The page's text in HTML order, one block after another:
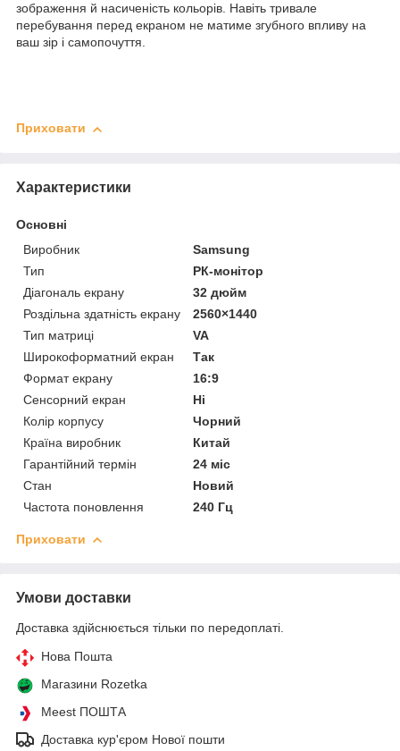
зображення й насиченість кольорів. Навіть тривале
перебування перед екраном не матиме згубного впливу на
ваш зір і самопочуття.
Приховати
Характеристики
Основні
Виробник
Samsung
Тип
РК-монітор
Діагональ екрану
32 дюйм
Роздільна здатність екрану
2560×1440
Тип матриці
VA
Широкоформатний екран
Так
Формат екрану
16:9
Сенсорний екран
Ні
Колір корпусу
Чорний
Країна виробник
Китай
Гарантійний термін
24 міс
Стан
Новий
Частота поновлення
240 Гц
Приховати
Умови доставки
Доставка здійснюється тільки по передоплаті.
Нова Пошта
Магазини Rozetka
Meest ПОШТА
Доставка кур'єром Нової пошти